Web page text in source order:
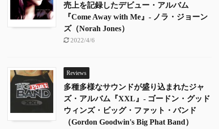
売上を記録したデビュー・アルバム
『Come Away with Me』- ノラ・ジョーン
ズ（Norah Jones）
2022/4/6
Reviews
多種多様なサウンドが盛り込まれたジャ
ズ・アルバム『XXL』- ゴードン・グッド
ウィンズ・ビッグ・ファット・バンド
（Gordon Goodwin's Big Phat Band）